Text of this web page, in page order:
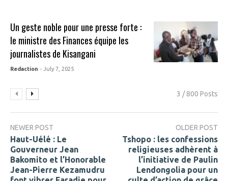
Un geste noble pour une presse forte :
le ministre des Finances équipe les
journalistes de Kisangani
Redaction - July 7, 2025
3 / 800 Posts
NEWER POST
Haut-Uélé : Le
Gouverneur Jean
Bakomito et l’Honorable
Jean-Pierre Kezamudru
OLDER POST
Tshopo : les confessions
religieuses adhèrent à
l’initiative de Paulin
Lendongolia pour un